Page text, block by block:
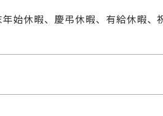
始休暇、慶弔休暇、有給休暇